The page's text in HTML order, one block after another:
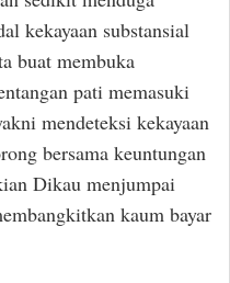
kekayaan substansial
buat membuka
pati memasuki
mendeteksi kekayaan
bersama keuntungan
Dikau menjumpai
kaum bayar